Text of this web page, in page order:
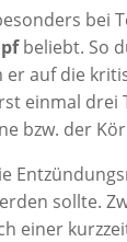
bei
beliebt. So
er auf die
einmal drei
bzw. der
sollte.
einer